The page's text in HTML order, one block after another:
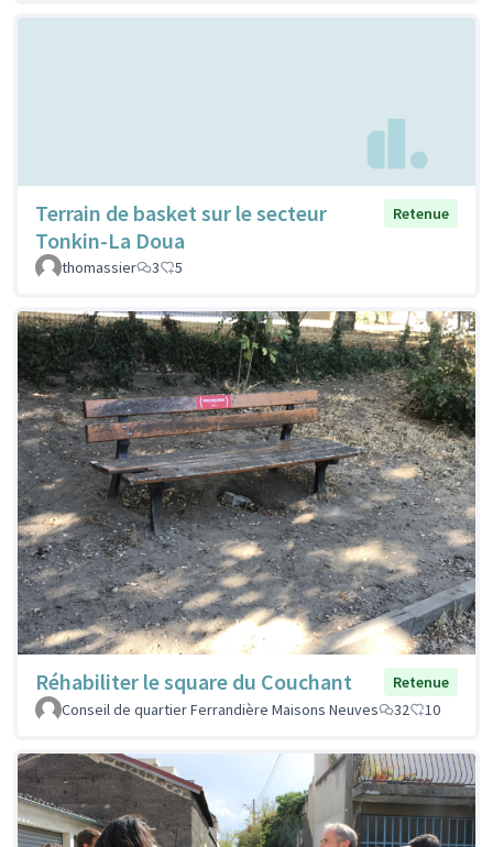
Terrain de basket sur le secteur
Tonkin-La Doua
Retenue
thomassier 3 5
Réhabiliter le square du Couchant
Retenue
Conseil de quartier Ferrandière Maisons Neuves
32 10